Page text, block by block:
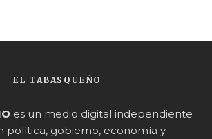
EL TABASQUEÑO
es un medio digital independiente
política, gobierno, economía y